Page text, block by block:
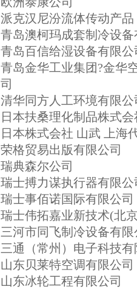
派克汉尼汾流体传动产
青岛澳柯玛成套制冷设
青岛百信给湿设备有限公
青岛金华工业集团?金华
司
清华同方人工环境有限
日本扶桑理化制品株式会
日本株式会社 山武 上海
荣格贸易出版有限公司
瑞典森尔公司
瑞士搏力谋执行器有限公
瑞士事佰诺国际有限公司
瑞士伟拓嘉业新技术(北
三河市同飞制冷设备有限
三通（常州）电子科技
山东贝莱特空调有限公司
山东冰轮工程有限公司